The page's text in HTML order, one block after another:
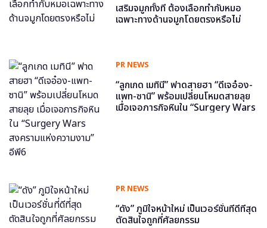
เสริมจมูกทั้งที ต้องเลือกทำกับหมอ
เฉพาะทางด้านจมูกโดยตรงหรือไม่
PR NEWS
“ลูกเกด เมทินี” ฟาดสายฮา “ดีเจอ๋อง-
แพท-ซานิ” พร้อมเปลี่ยนโหมดสายลุย
เมื่อเจอภารกิจหินใน “Surgery Wars
PR NEWS
“ดัง” ภูมิใจหน้าใหม่ เป็นเวอร์ชั่นที่ดีที่สุด
ตัดสินใจถูกที่ศัลยกรรม